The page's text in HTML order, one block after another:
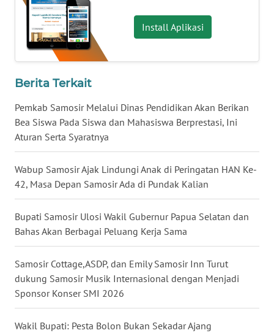
Install Aplikasi
Berita Terkait
Pemkab Samosir Melalui Dinas Pendidikan Akan Berikan
Bea Siswa Pada Siswa dan Mahasiswa Berprestasi, Ini
Aturan Serta Syaratnya
Wabup Samosir Ajak Lindungi Anak di Peringatan HAN Ke-
42, Masa Depan Samosir Ada di Pundak Kalian
Bupati Samosir Ulosi Wakil Gubernur Papua Selatan dan
Bahas Akan Berbagai Peluang Kerja Sama
Samosir Cottage,ASDP, dan Emily Samosir Inn Turut
dukung Samosir Musik Internasional dengan Menjadi
Sponsor Konser SMI 2026
Wakil Bupati: Pesta Bolon Bukan Sekadar Ajang
KARO
WN
SIMALUNGUN
WN
LABUHANBATU
WN
TINGGI
WN
PAKPAK